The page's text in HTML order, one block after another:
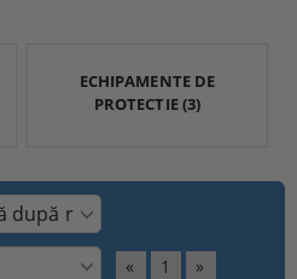
ECHIPAMENTE DE
PROTECTIE (3)
« 1 »